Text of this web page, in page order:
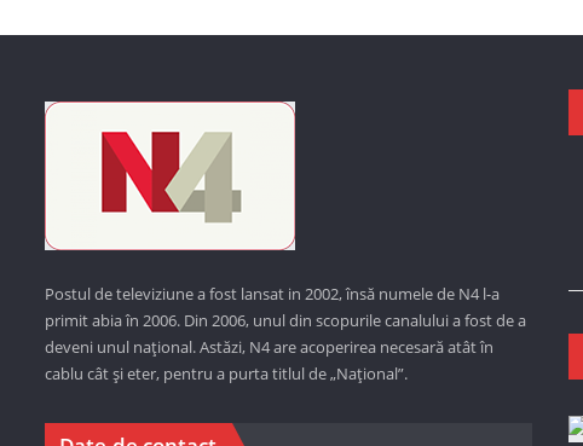
Postul de televiziune a fost lansat in 2002, însă numele de N4 l-a
primit abia în 2006. Din 2006, unul din scopurile canalului a fost de a
deveni unul național. Astăzi, N4 are acoperirea necesară atât în
cablu cât și eter, pentru a purta titlul de „Național”.